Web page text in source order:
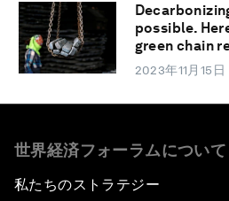
possible.
green chain
2023年11月15日
世界経済フォーラムについて
私たちのストラテジー